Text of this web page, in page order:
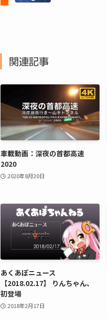
関連記事
車載動画：深夜の首都高速
2020
2020年8月20日
あくあぽニュース
【2018.02.17】 りんちゃん、
初登場
2018年2月17日